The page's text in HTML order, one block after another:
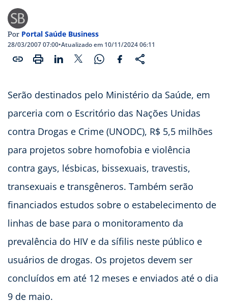
Por Portal Saúde Business
28/03/2007 07:00•Atualizado em 10/11/2024 06:11
Serão destinados pelo Ministério da Saúde, em
parceria com o Escritório das Nações Unidas
contra Drogas e Crime (UNODC), R$ 5,5 milhões
para projetos sobre homofobia e violência
contra gays, lésbicas, bissexuais, travestis,
transexuais e transgêneros. Também serão
financiados estudos sobre o estabelecimento de
linhas de base para o monitoramento da
prevalência do HIV e da sífilis neste público e
usuários de drogas. Os projetos devem ser
concluídos em até 12 meses e enviados até o dia
9 de maio.